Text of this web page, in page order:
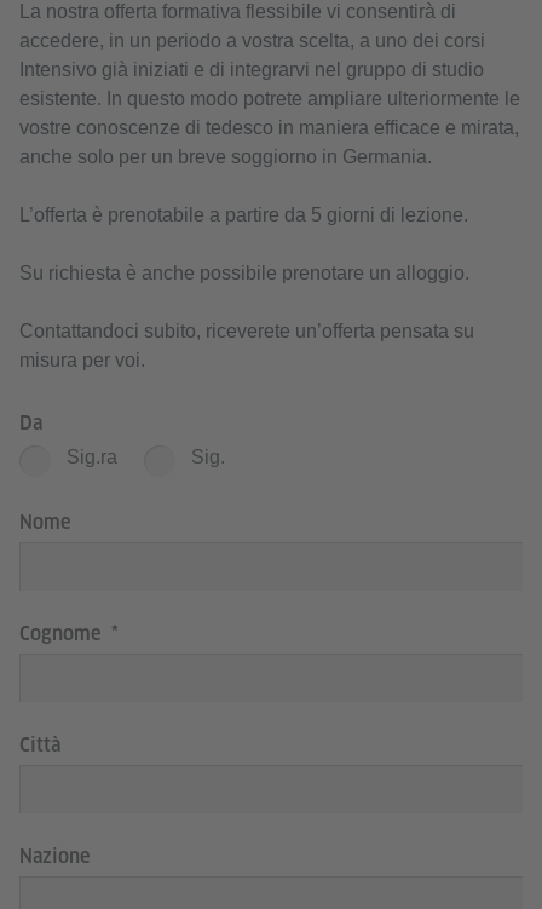
La nostra offerta formativa flessibile vi consentirà di
accedere, in un periodo a vostra scelta, a uno dei corsi
Intensivo già iniziati e di integrarvi nel gruppo di studio
esistente. In questo modo potrete ampliare ulteriormente le
vostre conoscenze di tedesco in maniera efficace e mirata,
anche solo per un breve soggiorno in Germania.
L’offerta è prenotabile a partire da 5 giorni di lezione.
Su richiesta è anche possibile prenotare un alloggio.
Contattandoci subito, riceverete un’offerta pensata su
misura per voi.
Da
Sig.ra Sig.
Nome
Cognome
Città
Nazione